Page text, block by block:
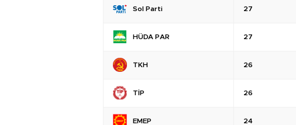
Sol Parti 27
HÜDA PAR 27
TKH 26
TİP 26
EMEP 24